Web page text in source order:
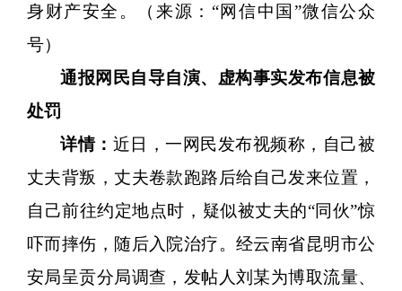
身财产安全。（来源： “网信中国”微信公众
号）
通报网民自导自演、虚构事实发布信息被
处罚
详情： 近日，一网民发布视频称，自己被
丈夫背叛，丈夫卷款跑路后给自己发来位置，
自己前往约定地点时，疑似被丈夫的“同伙”惊
吓而摔伤，随后入院治疗。经云南省昆明市公
安局呈贡分局调查，发帖人刘某为博取流量、